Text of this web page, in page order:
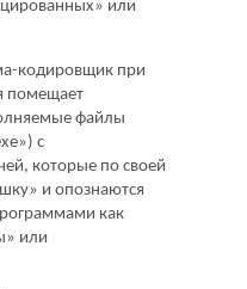
или
кодировщик при
помещает
файлы
с
которые по своей
и опознаются
как
или